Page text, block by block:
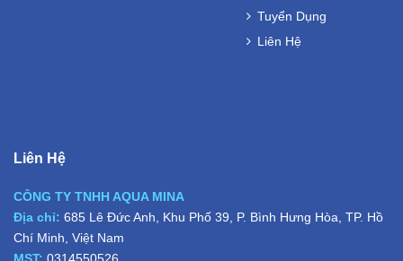
Tuyển Dụng
Liên Hệ
Liên Hệ
CÔNG TY TNHH AQUA MINA
Địa chỉ: 685 Lê Đức Anh, Khu Phố 39, P. Bình Hưng Hòa, TP. Hồ
Chí Minh, Việt Nam